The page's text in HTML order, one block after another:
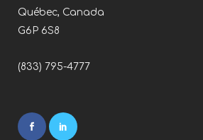
Québec, Canada
G6P 6S8
(833) 795-4777